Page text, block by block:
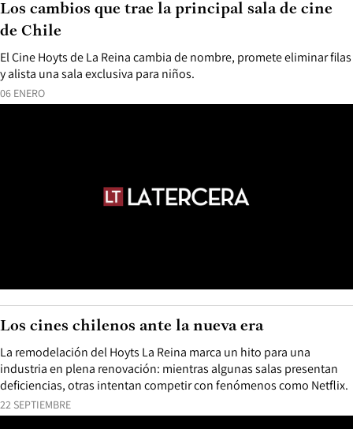
06 ENERO
El Cine Hoyts de La Reina cambia de nombre, promete eliminar filas
y alista una sala exclusiva para niños.
Los cambios que trae la principal sala de cine
de Chile
22 SEPTIEMBRE
La remodelación del Hoyts La Reina marca un hito para una
industria en plena renovación: mientras algunas salas presentan
deficiencias, otras intentan competir con fenómenos como Netflix.
Los cines chilenos ante la nueva era